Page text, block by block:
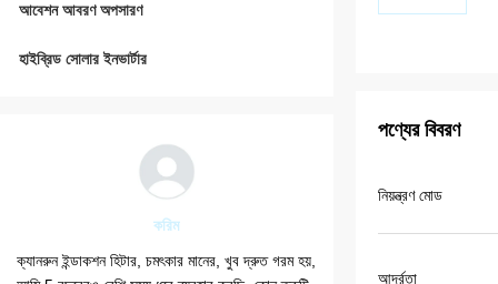
আবেশন আবরণ অপসারণ
হাইব্রিড সোলার ইনভার্টার
করিম
ক্যানরুন ইন্ডাকশন হিটার, চমৎকার মানের, খুব দ্রুত গরম হয়,
আমি ডেলিভারি তারিখ
পণ্যের বিবরণ
নিয়ন্ত্রণ মোড
আর্দ্রতা